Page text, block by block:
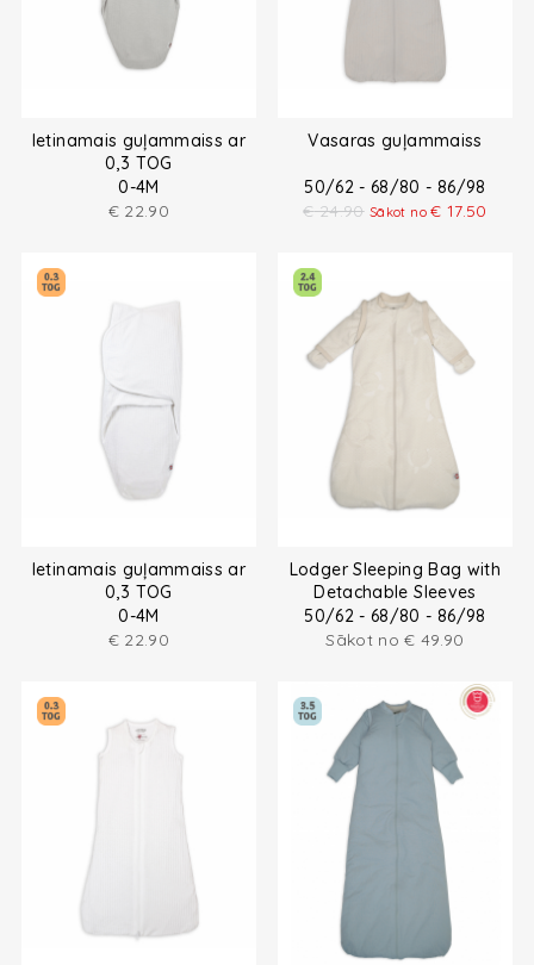
Ietinamais guļammaiss ar
0,3 TOG
0-4M
€ 22.90
Vasaras guļammaiss
50/62 - 68/80 - 86/98
€ 24.90 Sākot no€ 17.50
Ietinamais guļammaiss ar
0,3 TOG
0-4M
€ 22.90
Lodger Sleeping Bag with
Detachable Sleeves
50/62 - 68/80 - 86/98
Sākot no€ 49.90